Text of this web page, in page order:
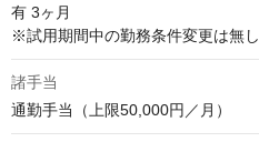
有 3ヶ月
※試用期間中の勤務条件変更は無し
諸手当
通勤手当（上限50,000円／月）